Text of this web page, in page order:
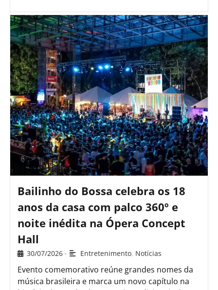
Bailinho do Bossa celebra os 18
anos da casa com palco 360º e
noite inédita na Ópera Concept
Hall
30/07/2026 • Entretenimento, Notícias
Evento comemorativo reúne grandes nomes da
música brasileira e marca um novo capítulo na